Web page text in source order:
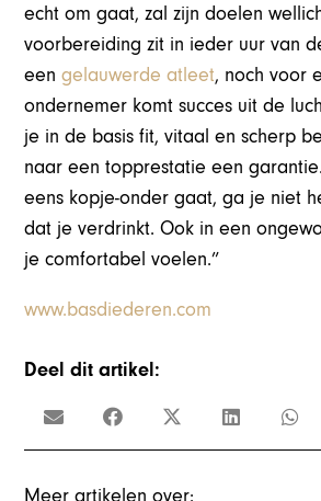
echt om gaat, zal zijn doelen
voorbereiding zit in ieder uur van
eengelauwerde atleet, noch voor
ondernemer komt succes uit de
je in de basis fit, vitaal en scherp
naar een topprestatie een
eens kopje-onder gaat, ga je niet
dat je verdrinkt. Ook in een
je comfortabel voelen.”
www.basdiederen.com
Deel dit artikel:
Meer artikelen over: